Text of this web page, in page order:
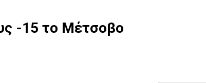
-15 το Μέτσοβο